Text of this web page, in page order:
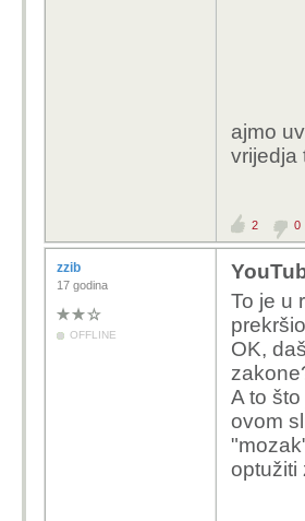
ajmo
vrijedja
2 0
zzib
17 godina
OFFLINE
To je u
OK,
A to
ovom
optužiti